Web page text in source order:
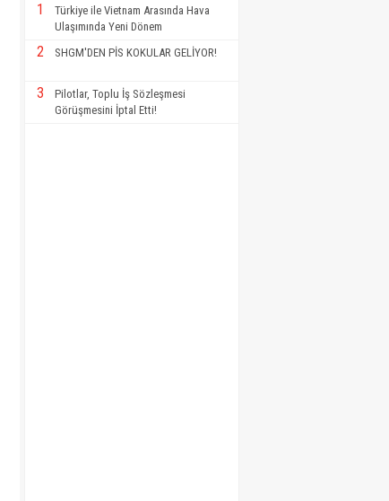
1
Türkiye ile Vietnam Arasında Hava
Ulaşımında Yeni Dönem
2 SHGM'DEN PİS KOKULAR GELİYOR!
3
Pilotlar, Toplu İş Sözleşmesi
Görüşmesini İptal Etti!